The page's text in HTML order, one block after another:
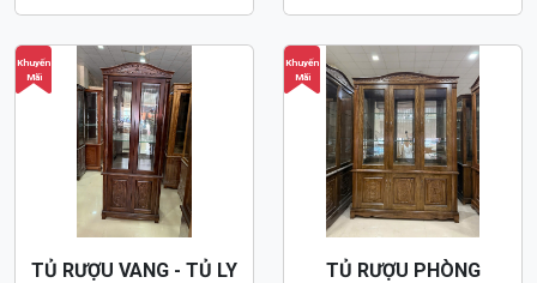
Khuyến
Mãi
TỦ RƯỢU VANG - TỦ LY
Khuyến
Mãi
TỦ RƯỢU PHÒNG